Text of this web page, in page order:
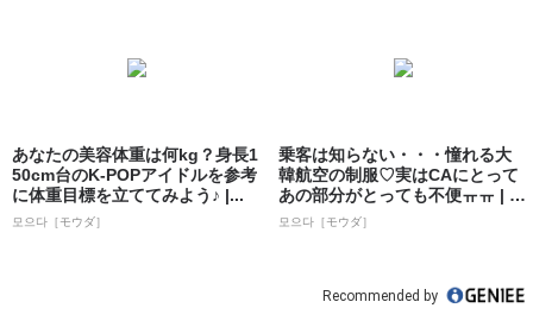
あなたの美容体重は何kg？身長1
50cm台のK-POPアイドルを参考
に体重目標を立ててみよう♪ |...
모으다［モウダ］
乗客は知らない・・・憧れる大
韓航空の制服♡実はCAにとって
あの部分がとっても不便ㅠㅠ | 韓
国情報...
모으다［モウダ］
Recommended by